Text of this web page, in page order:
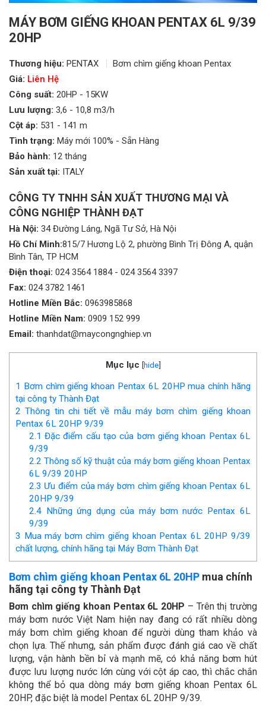
MÁY BƠM GIẾNG KHOAN PENTAX 6L 9/39
20HP
Thương hiệu: PENTAX
Bơm chìm giếng khoan Pentax
Giá: Liên Hệ
Công suất: 20HP - 15KW
Lưu lượng: 3,6 - 10,8 m3/h
Cột áp: 531 - 141 m
Tình trạng: Máy mới 100% - Sẵn Hàng
Bảo hành: 12 tháng
Sản xuất tại: ITALY
CÔNG TY TNHH SẢN XUẤT THƯƠNG MẠI VÀ
CÔNG NGHIỆP THÀNH ĐẠT
Hà Nội: 34 Đường Láng, Ngã Tư Sở, Hà Nội
Hồ Chí Minh:815/7 Hương Lộ 2, phường Bình Trị Đông A, quận
Bình Tân, TP HCM
Điện thoại: 024 3564 1884- 024 3564 3397
Fax: 024 3782 1461
Hotline Miền Bắc: 0963985868
Hotline Miền Nam: 0909 152 999
Email: thanhdat@maycongnghiep.vn
Mục lục [hide]
1 Bơm chìm giếng khoan Pentax 6L 20HP mua chính hãng
tại công ty Thành Đạt
2 Thông tin chi tiết về mẫu máy bơm chìm giếng khoan
Pentax 6L 20HP 9/39
2.1 Đặc điểm cấu tạo của bơm giếng khoan Pentax 6L
9/39
2.2 Thông số kỹ thuật của máy bơm giếng khoan Pentax
6L 9/39 20HP
2.3 Ưu điểm của máy bơm chìm giếng khoan Pentax 6L
20HP 9/39
2.4Những ứng dụng của máy bơm nước Pentax 6L
9/39
3 Mua máy bơm chìm giếng khoan Pentax 6L 20HP 9/39
chất lượng, chính hãng tại Máy Bơm Thành Đạt
Bơm chìm giếng khoan Pentax 6L 20HP mua chính
hãng tại công ty Thành Đạt
Bơm chìm giếng khoan Pentax 6L 20HP – Trên thị trường
máy bơm nước Việt Nam hiện nay đang có rất nhiều dòng
máy bơm chìm giếng khoan để người dùng tham khảo và
chọn lựa. Thế nhưng, sản phẩm được đánh giá cao về chất
lượng, vận hành bền bỉ và mạnh mẽ, có khả năng bơm hút
được lưu lượng nước lớn cùng với cột áp cao, thì chắc chắn
không thể bỏ qua dòng máy bơm giếng khoan Pentax 6L
20HP, đặc biệt là model Pentax 6L 20HP 9/39.